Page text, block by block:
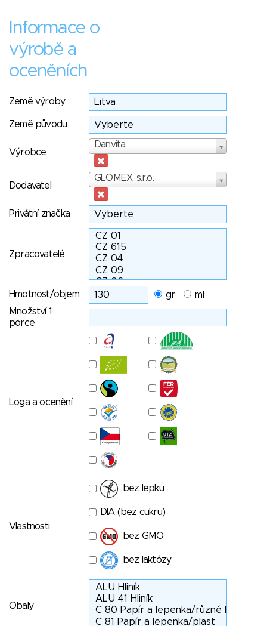
Informace o
výrobě a
oceněních
Země výroby
Země původu
Výrobce
Danvita
Výrobce
Dodavatel
GLOMEX, s.r.o.
Dodavatel
Privátní značka
Zpracovatelé
Hmotnost/objem gr
ml
Množství 1
porce
Loga a ocenění
Vlastnosti
bez lepku
DIA (bez cukru)
bez GMO
bez laktózy
Obaly